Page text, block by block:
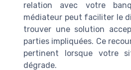
relation avec votre
médiateur peut faciliter le
trouver une solution
parties impliquées. Ce
pertinent lorsque votre
dégrade.